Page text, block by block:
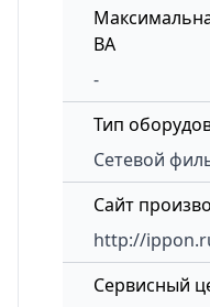
ВА
-
Тип
Сетевой
Сайт
http://
Сервисный